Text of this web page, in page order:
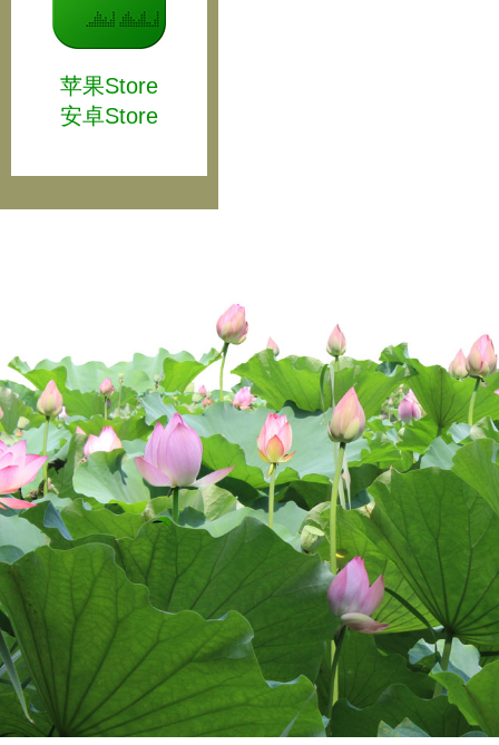
苹果Store
安卓Store